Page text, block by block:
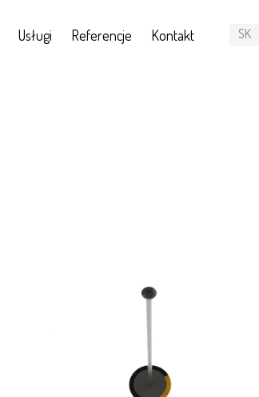
SK
Usługi Referencje Kontakt